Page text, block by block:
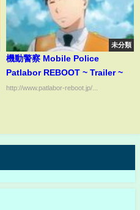
未分類
機動警察 Mobile Police
Patlabor REBOOT ~ Trailer ~
http://www.patlabor-reboot.jp/...